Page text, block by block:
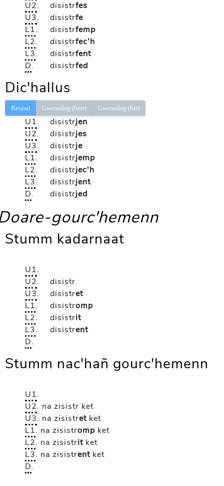
U2. disistrfes
U3. disistrfe
L1. disistrfemp
L2. disistrfec'h
L3. disistrfent
D. disistrfed
Dic'hallus
Reolad Gwenedeg (berr) Gwenedeg (hir)
U1. disistrjen
U2. disistrjes
U3. disistrje
L1. disistrjemp
L2. disistrjec'h
L3. disistrjent
D. disistrjed
gourc'hemenn
Stumm kadarnaat
U1.
U2.
disistr
U3. disistret
L1. disistromp
L2. disistrit
L3. disistrent
D.
Stumm nac'hañ gourc'hemenn
U1.
U2. na zisistr ket
U3. na zisistret ket
L1. na zisistromp ket
L2. na zisistrit ket
L3. na zisistrent ket
D.